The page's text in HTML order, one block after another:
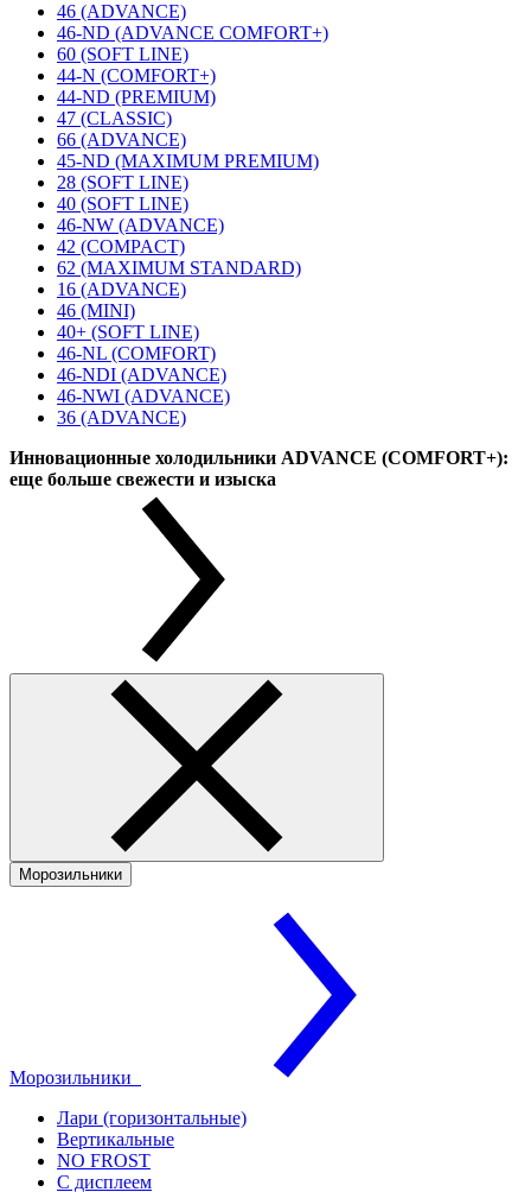
46 (ADVANCE)
46-ND (ADVANCE COMFORT+)
60 (SOFT LINE)
44-N (COMFORT+)
44-ND (PREMIUM)
47 (CLASSIC)
66 (ADVANCE)
45-ND (MAXIMUM PREMIUM)
28 (SOFT LINE)
40 (SOFT LINE)
46-NW (ADVANCE)
42 (COMPACT)
62 (MAXIMUM STANDARD)
16 (ADVANCE)
46 (MINI)
40+ (SOFT LINE)
46-NL (COMFORT)
46-NDI (ADVANCE)
46-NWI (ADVANCE)
36 (ADVANCE)
Инновационные холодильники ADVANCE (COMFORT+):
еще больше свежести и изыска
Морозильники
Морозильники
Лари (горизонтальные)
Вертикальные
NO FROST
С дисплеем